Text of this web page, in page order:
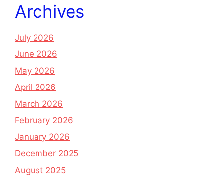
Archives
July 2026
June 2026
May 2026
April 2026
March 2026
February 2026
January 2026
December 2025
August 2025